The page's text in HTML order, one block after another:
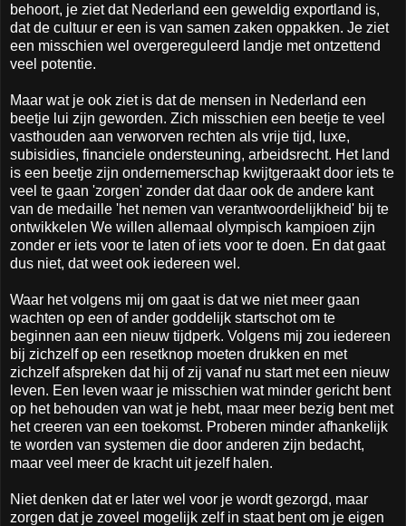
behoort, je ziet dat Nederland een geweldig exportland is,
dat de cultuur er een is van samen zaken oppakken. Je ziet
een misschien wel overgereguleerd landje met ontzettend
veel potentie.
Maar wat je ook ziet is dat de mensen in Nederland een
beetje lui zijn geworden. Zich misschien een beetje te veel
vasthouden aan verworven rechten als vrije tijd, luxe,
subisidies, financiele ondersteuning, arbeidsrecht. Het land
is een beetje zijn ondernemerschap kwijtgeraakt door iets te
veel te gaan 'zorgen' zonder dat daar ook de andere kant
van de medaille 'het nemen van verantwoordelijkheid' bij te
ontwikkelen We willen allemaal olympisch kampioen zijn
zonder er iets voor te laten of iets voor te doen. En dat gaat
dus niet, dat weet ook iedereen wel.
Waar het volgens mij om gaat is dat we niet meer gaan
wachten op een of ander goddelijk startschot om te
beginnen aan een nieuw tijdperk. Volgens mij zou iedereen
bij zichzelf op een resetknop moeten drukken en met
zichzelf afspreken dat hij of zij vanaf nu start met een nieuw
leven. Een leven waar je misschien wat minder gericht bent
op het behouden van wat je hebt, maar meer bezig bent met
het creeren van een toekomst. Proberen minder afhankelijk
te worden van systemen die door anderen zijn bedacht,
maar veel meer de kracht uit jezelf halen.
Niet denken dat er later wel voor je wordt gezorgd, maar
zorgen dat je zoveel mogelijk zelf in staat bent om je eigen